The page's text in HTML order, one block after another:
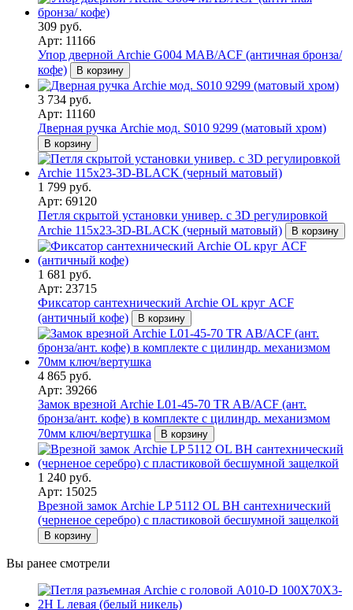
309 руб.
Арт: 11166
Упор дверной Archie G004 MAB/ACF (античная бронза/
кофе)
В корзину
3 734 руб.
Арт: 11160
Дверная ручка Archie мод. S010 9299 (матовый хром)
В корзину
1 799 руб.
Арт: 69120
Петля скрытой установки универ. с 3D регулировкой
Archie 115х23-3D-BLACK (черный матовый)
В корзину
1 681 руб.
Арт: 23715
Фиксатор сантехнический Archie OL круг ACF
(античный кофе)
В корзину
4 865 руб.
Арт: 39266
Замок врезной Archie L01-45-70 TR AB/ACF (ант.
бронза/ант. кофе) в комплекте с цилиндр. механизмом
70мм ключ/вертушка
В корзину
1 240 руб.
Арт: 15025
Врезной замок Archie LP 5112 OL BH сантехнический
(черненое серебро) с пластиковой бесшумной защелкой
В корзину
Вы ранее смотрели